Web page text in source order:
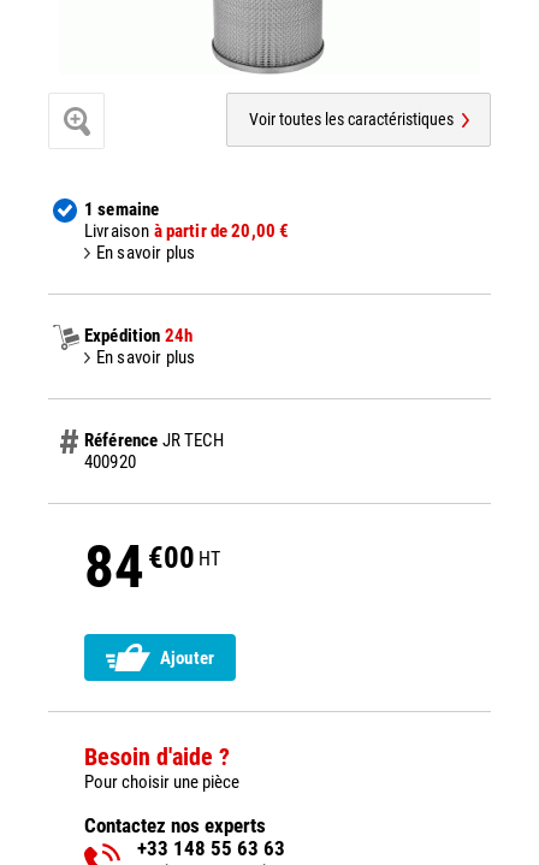
Voir toutes les caractéristiques
1 semaine
Livraison à partir de 20,00 €
En savoir plus
Expédition 24h
En savoir plus
Référence JR TECH
400920
84€00 HT
Ajouter
Besoin d'aide ?
Pour choisir une pièce
Contactez nos experts
+33 148 55 63 63